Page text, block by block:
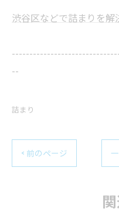
渋谷区などで詰まりを解
--
詰まり
< 前のページ